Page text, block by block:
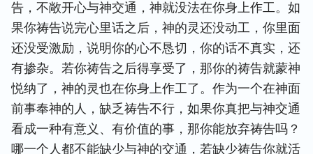
告，不敞开心与神交通，神就没法在你身上作工。如
果你祷告说完心里话之后，神的灵还没动工，你里面
还没受激励，说明你的心不恳切，你的话不真实，还
有掺杂。若你祷告之后得享受了，那你的祷告就蒙神
悦纳了，神的灵也在你身上作工了。作为一个在神面
前事奉神的人，缺乏祷告不行，如果你真把与神交通
看成一种有意义、有价值的事，那你能放弃祷告吗？
哪一个人都不能缺少与神的交通，若缺少祷告你就活